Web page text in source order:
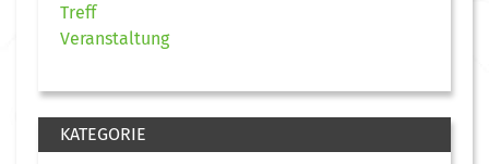
Treff
Veranstaltung
KATEGORIE